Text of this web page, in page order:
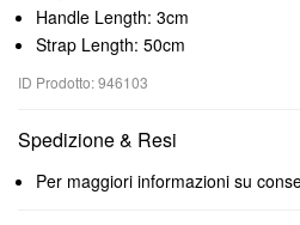
Handle Length: 3cm
Strap Length: 50cm
ID Prodotto: 946103
Spedizione & Resi
Per maggiori informazioni su